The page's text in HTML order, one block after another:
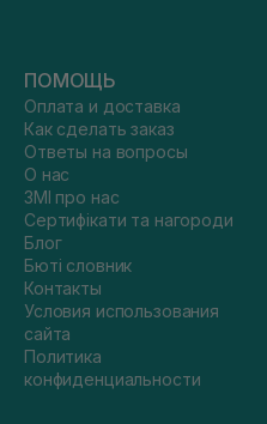
ПОМОЩЬ
Оплата и доставка
Как сделать заказ
Ответы на вопросы
О нас
ЗМІ про нас
Сертифікати та нагороди
Блог
Бюті словник
Контакты
Условия использования
сайта
Политика
конфиденциальности